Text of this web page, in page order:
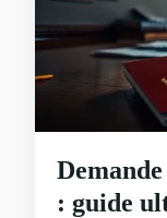
: guide